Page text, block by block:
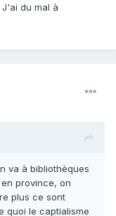
du mal à
va à bibliothèques
province, on
plus ce sont
quoi le captialisme